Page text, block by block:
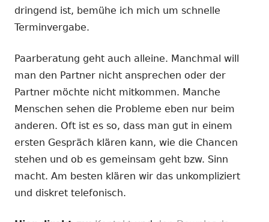
dringend ist, bemühe ich mich um schnelle
Terminvergabe.
Paarberatung geht auch alleine. Manchmal will
man den Partner nicht ansprechen oder der
Partner möchte nicht mitkommen. Manche
Menschen sehen die Probleme eben nur beim
anderen. Oft ist es so, dass man gut in einem
ersten Gespräch klären kann, wie die Chancen
stehen und ob es gemeinsam geht bzw. Sinn
macht. Am besten klären wir das unkompliziert
und diskret telefonisch.